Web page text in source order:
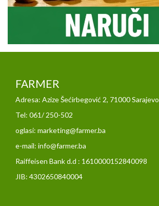
FARMER
Adresa: Azize Šećirbegović 2, 71000 Sarajevo
Tel: 061/ 250-502
oglasi: marketing@farmer.ba
e-mail: info@farmer.ba
Raiffeisen Bank d.d : 1610000152840098
JIB: 4302650840004